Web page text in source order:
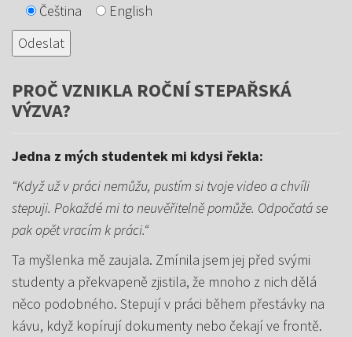
Čeština English
PROČ VZNIKLA ROČNÍ STEPAŘSKÁ
VÝZVA?
Jedna z mých studentek mi kdysi řekla:
“Když už v práci nemůžu, pustím si tvoje video a chvíli
stepuji. Pokaždé mi to neuvěřitelně pomůže. Odpočatá se
pak opět vracím k práci.“
Ta myšlenka mě zaujala. Zmínila jsem jej před svými
studenty a překvapeně zjistila, že mnoho z nich dělá
něco podobného. Stepují v práci během přestávky na
kávu, když kopírují dokumenty nebo čekají ve frontě.